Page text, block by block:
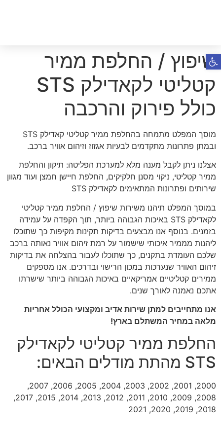
שיפוץ / החלפת ממיר
קטליטי לקאדילק STS
כולל פירוק והרכבה
מוסך המפלט מתמחה בהחלפת ממיר קטליטי קאדילק STS
ובמתן פתרונות מתקדמים לבעיות אגזוז וזיהום אוויר ברכב.
אצלנו ניתן לקבל מענה מלא למערכת הפליטה: תיקון והחלפת
ממיר קטליטי, ניקוי מסנן חלקיקים, החלפת חיישן חמצן ועוד מגוון
שירותים ופתרונות המתאימים לקאדילק STS
במוסך המפלט תיהנו משירות שיפוץ / החלפת ממיר קטליטי
לקאדילק STS באיכות הגבוהה ביותר, תוך הקפדה על עמידה
בזמנים. בנוסף אנו מבצעים בדיקות תקינות מקיפות כך שתוכלו
ליהנות מממיר איכותי שישמור על רמת זיהום אוויר נאותה ברכב
שלכם העומדת בתקנים, כך שתוכלו לעבור בהצלחה את בדיקות
זיהום האוויר שנערכות במכון הרישוי ובדרכים. אנו מספקים
ממירים קטליטיים אמריקאיים באיכות הגבוהה ביותר שישרתו
אתכם נאמנה לאורך שנים.
אנו מתחייבים למתן שירות אדיב ומקצועי הכולל אחריות
מלאה במחיר המשתלם בארץ!
החלפת ממיר קטליטי לקאדילק
STS מהתת מודלים הבאים:
2000, 2001, 2002, 2003, 2004, 2005, 2006, 2007,
2008, 2009, 2010, 2011, 2012, 2013, 2014, 2015, 2017,
2018, 2019, 2020, 2021
פתח סרגל נגישות